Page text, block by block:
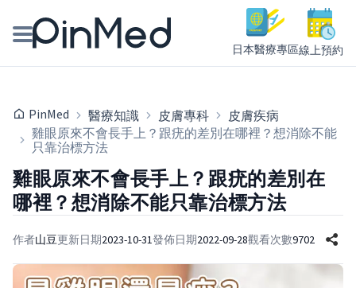
日本醫療專區線上預約
醫師專欄專訪
健康主題館
我是醫療人員
PinMed 醫療知識 皮膚專科
皮膚疾病
雞眼原來不會長手上？跟疣的差別在哪裡？想消除不能
只靠治標方法
雞眼原來不會長手上？跟疣的差別在
哪裡？想消除不能只靠治標方法
作者山豆更新日期2023-10-31發佈日期2022-09-28觀看次數9702